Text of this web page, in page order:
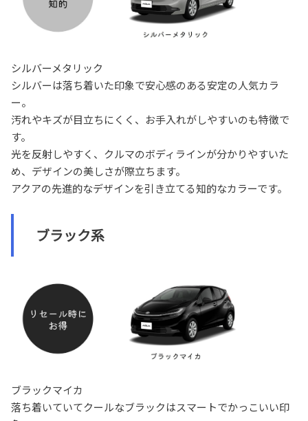
シルバーメタリック
シルバーは落ち着いた印象で安心感のある安定の人気カラ
ー。
汚れやキズが目立ちにくく、お手入れがしやすいのも特徴で
す。
光を反射しやすく、クルマのボディラインが分かりやすいた
め、デザインの美しさが際立ちます。
アクアの先進的なデザインを引き立てる知的なカラーです。
ブラック系
ブラックマイカ
落ち着いていてクールなブラックはスマートでかっこいい印